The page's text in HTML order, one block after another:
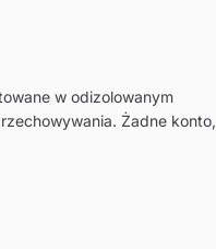
w odizolowanym
Żadne konto,